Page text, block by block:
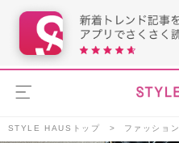
STYLE HAUSトップ ファッション